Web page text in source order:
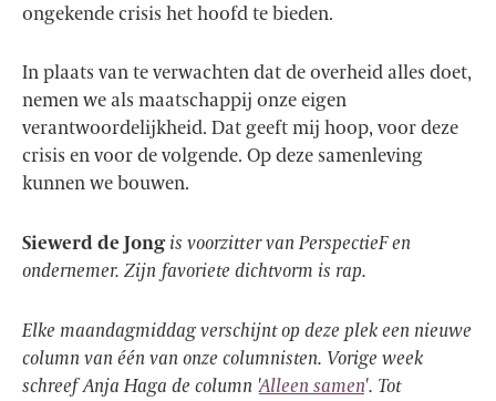
ongekende crisis het hoofd te bieden.
In plaats van te verwachten dat de overheid alles doet,
nemen we als maatschappij onze eigen
verantwoordelijkheid. Dat geeft mij hoop, voor deze
crisis en voor de volgende. Op deze samenleving
kunnen we bouwen.
Siewerd de Jongis voorzitter van PerspectieF en
ondernemer. Zijn favoriete dichtvorm is rap.
Elke maandagmiddag verschijnt op deze plek een nieuwe
column van één van onze columnisten. Vorige week
schreef Anja Haga de column 'Alleen samen'. Tot